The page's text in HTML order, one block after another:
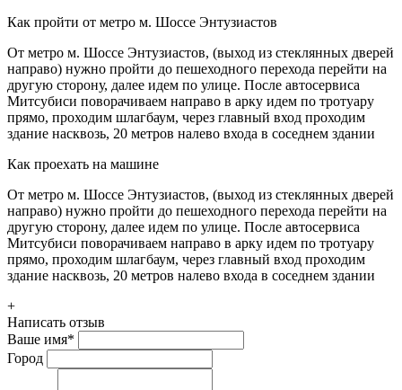
Как пройти от метро м. Шоссе Энтузиастов
От метро м. Шоссе Энтузиастов, (выход из стеклянных дверей
направо) нужно пройти до пешеходного перехода перейти на
другую сторону, далее идем по улице. После автосервиса
Митсубиси поворачиваем направо в арку идем по тротуару
прямо, проходим шлагбаум, через главный вход проходим
здание насквозь, 20 метров налево входа в соседнем здании
Как проехать на машине
От метро м. Шоссе Энтузиастов, (выход из стеклянных дверей
направо) нужно пройти до пешеходного перехода перейти на
другую сторону, далее идем по улице. После автосервиса
Митсубиси поворачиваем направо в арку идем по тротуару
прямо, проходим шлагбаум, через главный вход проходим
здание насквозь, 20 метров налево входа в соседнем здании
+
Написать отзыв
Ваше имя*
Город